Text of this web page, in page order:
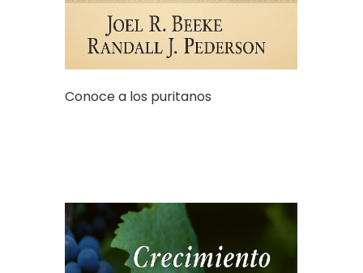
Conoce a los puritanos